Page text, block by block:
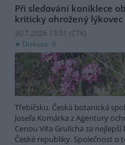
Při sledování koniklece
kriticky ohrožený
30.7.2026 13:31 (ČTK)
Diskuse: 6
Třebíčsku. Česká botanická
Josefa Komárka z Agentury
Cenou Víta Grulicha za
České republiky. Společnost o